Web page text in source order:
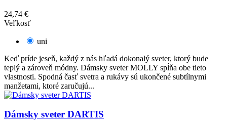
24,74 €
Veľkosť
uni
Keď príde jeseň, každý z nás hľadá dokonalý sveter, ktorý bude
teplý a zároveň módny. Dámsky sveter MOLLY spĺňa obe tieto
vlastnosti. Spodná časť svetra a rukávy sú ukončené subtílnymi
manžetami, ktoré zaručujú...
Dámsky sveter DARTIS